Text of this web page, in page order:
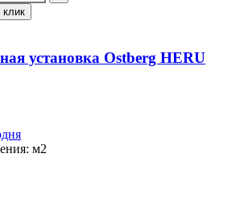
клик
установка Ostberg HERU
м2